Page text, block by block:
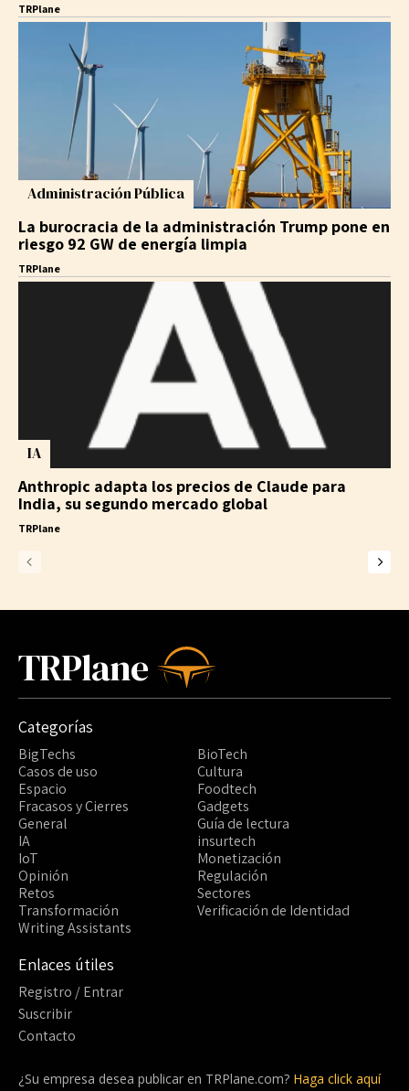
TRPlane
Administración Pública
La burocracia de la administración Trump pone en
riesgo 92 GW de energía limpia
TRPlane
IA
Anthropic adapta los precios de Claude para
India, su segundo mercado global
TRPlane
TRPlane
Categorías
BigTechs
BioTech
Casos de uso
Cultura
Espacio
Foodtech
Fracasos y Cierres
Gadgets
General
Guía de lectura
IA
insurtech
IoT
Monetización
Opinión
Regulación
Retos
Sectores
Transformación
Verificación de Identidad
Writing Assistants
Enlaces útiles
Registro / Entrar
Suscribir
Contacto
¿Su empresa desea publicar en TRPlane.com? Haga click aquí